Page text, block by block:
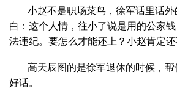
小赵不是职场菜鸟，徐军话里话
白：这个人情，往小了说是用的公家
法违纪。要怎么才能还上？小赵肯定还
高天辰图的是徐军退休的时候，
好话。